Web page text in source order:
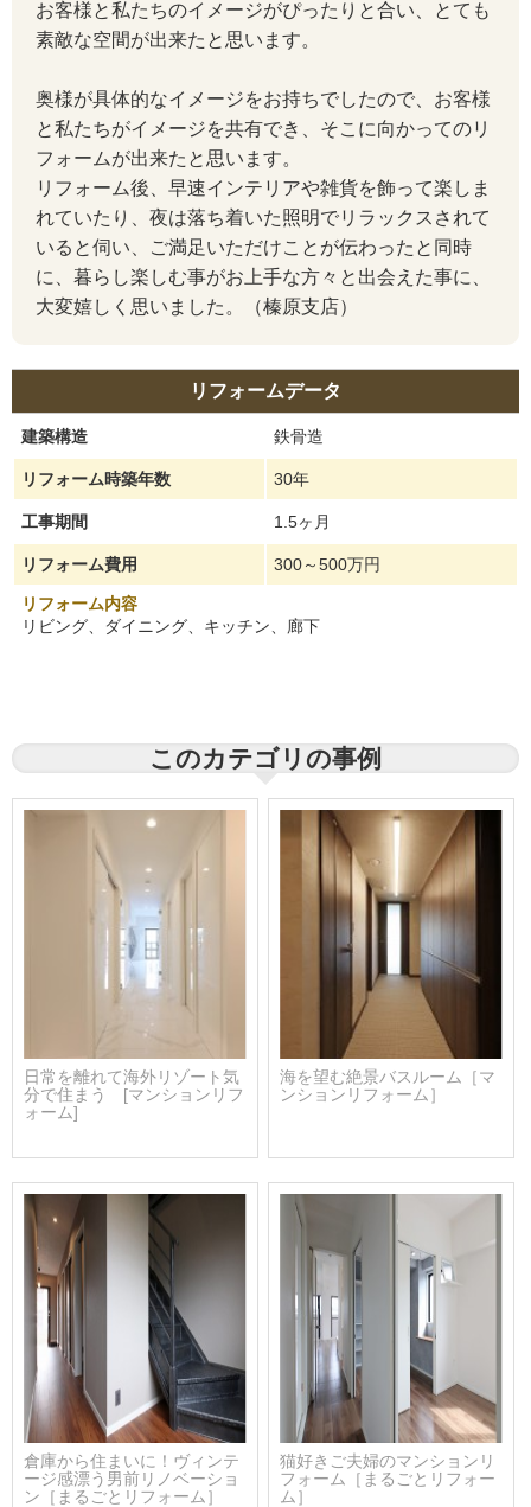
お客様と私たちのイメージがぴったりと合い、とても
素敵な空間が出来たと思います。
奥様が具体的なイメージをお持ちでしたので、お客様
と私たちがイメージを共有でき、そこに向かってのリ
フォームが出来たと思います。
リフォーム後、早速インテリアや雑貨を飾って楽しま
れていたり、夜は落ち着いた照明でリラックスされて
いると伺い、ご満足いただけことが伝わったと同時
に、暮らし楽しむ事がお上手な方々と出会えた事に、
大変嬉しく思いました。（榛原支店）
リフォームデータ
建築構造 鉄骨造
リフォーム時築年数 30年
工事期間 1.5ヶ月
リフォーム費用 300～500万円
リフォーム内容
リビング、ダイニング、キッチン、廊下
このカテゴリの事例
日常を離れて海外リゾート気
分で住まう [マンションリフ
ォーム]
海を望む絶景バスルーム［マ
ンションリフォーム］
倉庫から住まいに！ヴィンテ
ージ感漂う男前リノベーショ
ン［まるごとリフォーム］
猫好きご夫婦のマンションリ
フォーム［まるごとリフォー
ム］